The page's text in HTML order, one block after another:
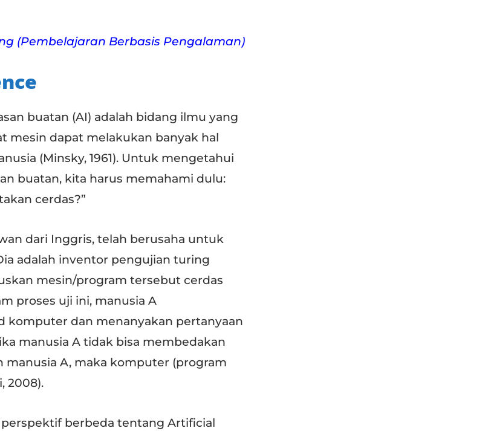
(Pembelajaran Berbasis Pengalaman)
buatan (AI) adalah bidang ilmu yang
mesin dapat melakukan banyak hal
(Minsky, 1961). Untuk mengetahui
buatan, kita harus memahami dulu:
cerdas?”
dari Inggris, telah berusaha untuk
adalah inventor pengujian turing
mesin/program tersebut cerdas
proses uji ini, manusia A
komputer dan menanyakan pertanyaan
manusia A tidak bisa membedakan
manusia A, maka komputer (program
2008).
berbeda tentang Artificial